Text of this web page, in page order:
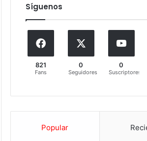
Síguenos
821
Fans
0
Seguidores
0
Suscriptores
Popular